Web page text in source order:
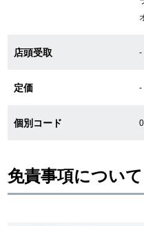
English
店頭受取 -
定価 -
個別コード
免責事項について